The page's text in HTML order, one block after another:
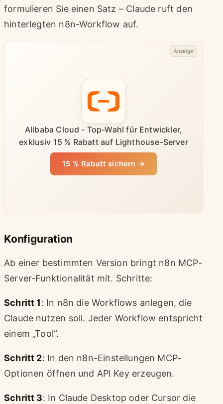
formulieren Sie einen Satz – Claude ruft den
hinterlegten n8n-Workflow auf.
Alibaba Cloud - Top-Wahl für Entwickler,
exklusiv 15 % Rabatt auf Lighthouse-Server
15 % Rabatt sichern →
Anzeige
Konfiguration
Ab einer bestimmten Version bringt n8n MCP-
Server-Funktionalität mit. Schritte:
Schritt 1: In n8n die Workflows anlegen, die
Claude nutzen soll. Jeder Workflow entspricht
einem „Tool“.
Schritt 2: In den n8n-Einstellungen MCP-
Optionen öffnen und API Key erzeugen.
Schritt 3: In Claude Desktop oder Cursor die